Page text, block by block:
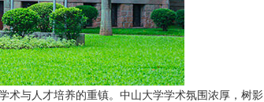
术与人才培养的重镇。中山大学学术氛围浓厚，树影